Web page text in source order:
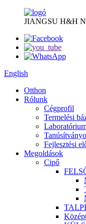
JIANGSU H&H
English
Otthon
Rólunk
Cégprofil
Termelési
Fejlesztési
Megoldások
Cipő